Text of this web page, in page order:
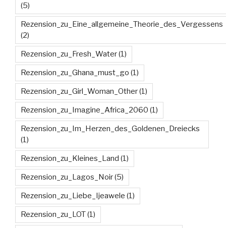
(5)
Rezension_zu_Eine_allgemeine_Theorie_des_Vergessens
(2)
Rezension_zu_Fresh_Water(1)
Rezension_zu_Ghana_must_go (1)
Rezension_zu_Girl_Woman_Other(1)
Rezension_zu_Imagine_Africa_2060 (1)
Rezension_zu_Im_Herzen_des_Goldenen_Dreiecks
(1)
Rezension_zu_Kleines_Land (1)
Rezension_zu_Lagos_Noir(5)
Rezension_zu_Liebe_Ijeawele (1)
Rezension_zu_LOT(1)